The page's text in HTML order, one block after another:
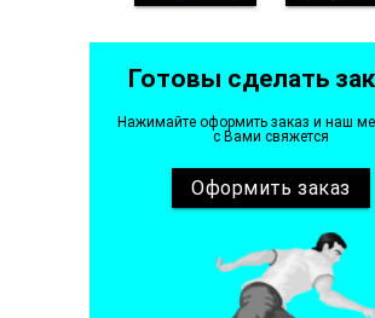
Готовы сделать
Нажимайте оформить заказ и наш
с Вами свяжется
Оформить заказ